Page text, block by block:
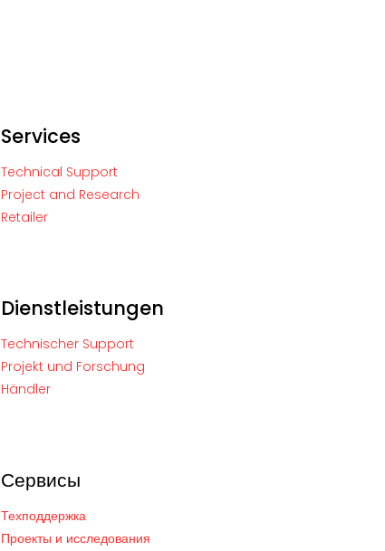
Services
Technical Support
Project and Research
Retailer
Dienstleistungen
Technischer Support
Projekt und Forschung
Händler
Сервисы
Техподдержка
Проекты и исследования